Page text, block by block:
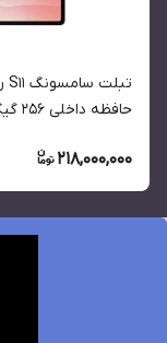
218,000,000